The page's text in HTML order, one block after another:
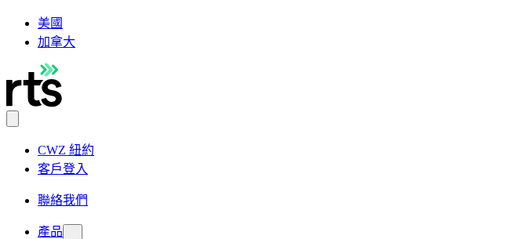
美國
加拿大
CWZ 紐約
客戶登入
聯絡我們
產品